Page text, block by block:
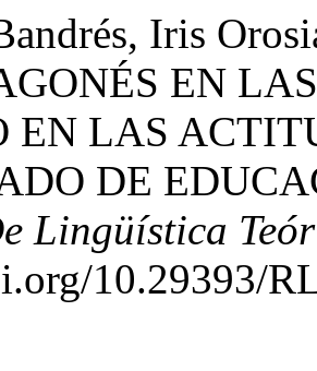
Iris
EN
EN LAS
DE
Lingüística
10.29393/